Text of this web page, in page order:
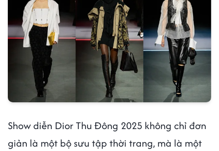
Show diễn Dior Thu Đông 2025 không chỉ đơn
giản là một bộ sưu tập thời trang, mà là một